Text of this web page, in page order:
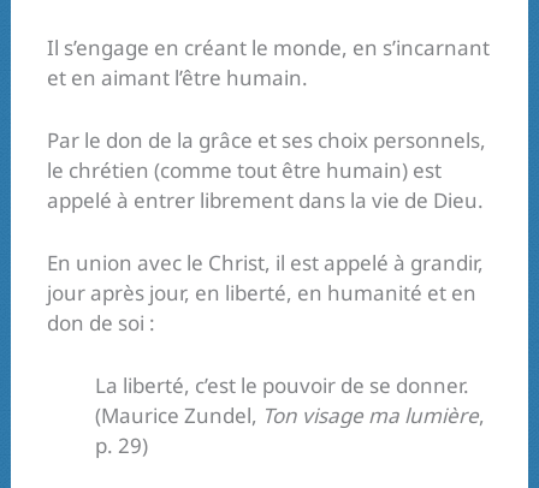
Il s’engage en créant le monde, en s’incarnant
et en aimant l’être humain.
Par le don de la grâce et ses choix personnels,
le chrétien (comme tout être humain) est
appelé à entrer librement dans la vie de Dieu.
En union avec le Christ, il est appelé à grandir,
jour après jour, en liberté, en humanité et en
don de soi :
La liberté, c’est le pouvoir de se donner.
(Maurice Zundel, Ton visage ma lumière,
p. 29)